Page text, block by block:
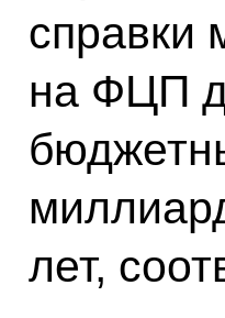
справки
на ФЦП
лет,